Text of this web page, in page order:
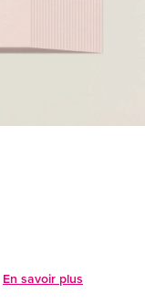
En savoir plus